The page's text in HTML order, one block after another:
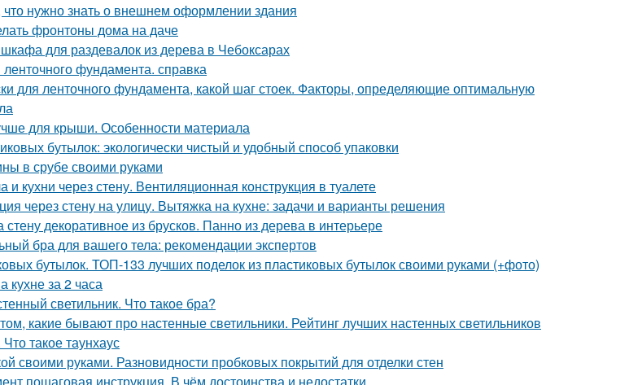
нужно знать о внешнем оформлении здания
фронтоны дома на даче
для раздевалок из дерева в Чебоксарах
фундамента. справка
для ленточного фундамента, какой шаг стоек. Факторы, определяющие оптимальную
для крыши. Особенности материала
бутылок: экологически чистый и удобный способ упаковки
в срубе своими руками
и кухни через стену. Вентиляционная конструкция в туалете
через стену на улицу. Вытяжка на кухне: задачи и варианты решения
декоративное из брусков. Панно из дерева в интерьере
бра для вашего тела: рекомендации экспертов
бутылок. ТОП-133 лучших поделок из пластиковых бутылок своими руками (+фото)
за 2 часа
светильник. Что такое бра?
какие бывают про настенные светильники. Рейтинг лучших настенных светильников
такое таунхаус
своими руками. Разновидности пробковых покрытий для отделки стен